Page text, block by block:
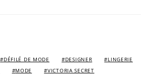
DÉFILÉ DE MODE DESIGNER
LINGERIE
MODE VICTORIA SECRET